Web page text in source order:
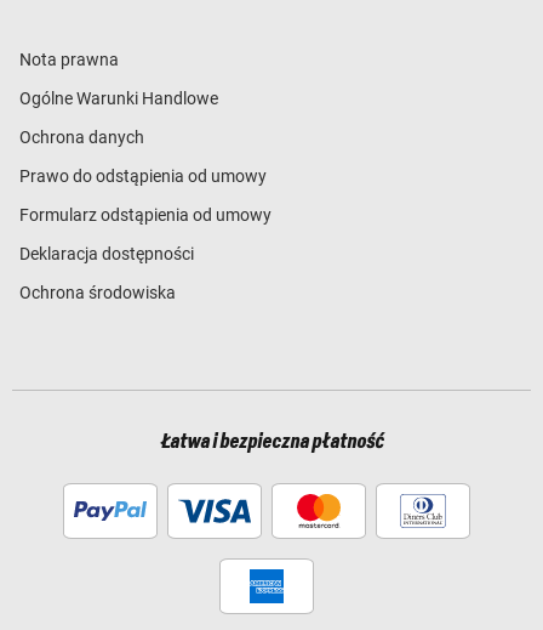
Nota prawna
Ogólne Warunki Handlowe
Ochrona danych
Prawo do odstąpienia od umowy
Formularz odstąpienia od umowy
Deklaracja dostępności
Ochrona środowiska
Łatwa i bezpieczna płatność